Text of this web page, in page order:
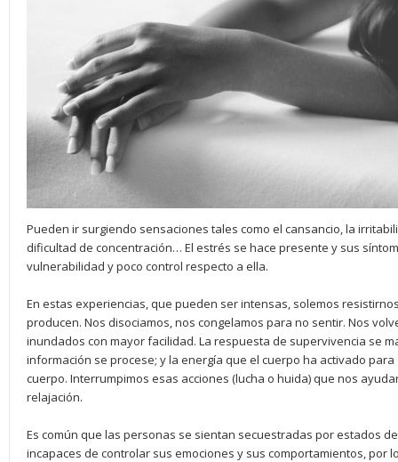
Pueden ir surgiendo sensaciones tales como el cansancio, la
dificultad de concentración… El estrés se hace presente y sus
vulnerabilidad y poco control respecto a ella.
En estas experiencias, que pueden ser intensas, solemos
producen. Nos disociamos, nos congelamos para no sentir. Nos
inundados con mayor facilidad. La respuesta de supervivencia se
información se procese; y la energía que el cuerpo ha activado
cuerpo. Interrumpimos esas acciones (lucha o huida) que nos
relajación.
Es común que las personas se sientan secuestradas por estados
incapaces de controlar sus emociones y sus comportamientos, por